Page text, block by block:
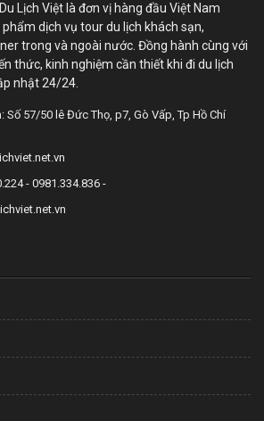
Lịch Việt là đơn vị hàng đầu Việt Nam
dịch vụ tour du lịch khách sạn,
trong và ngoài nước. Đồng hành cùng với
thức, kinh nghiệm cần thiết khi đi du lịch
nhật 24/24.
Số 57/50 lê Đức Thọ, p7, Gò Vấp, Tp Hồ Chí
- 0981.334.836 -